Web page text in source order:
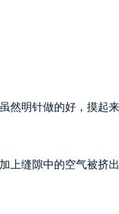
然明针做的好，摸起
上缝隙中的空气被挤